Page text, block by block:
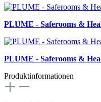
PLUME - Saferooms &
PLUME - Saferooms &
Produktinformationen